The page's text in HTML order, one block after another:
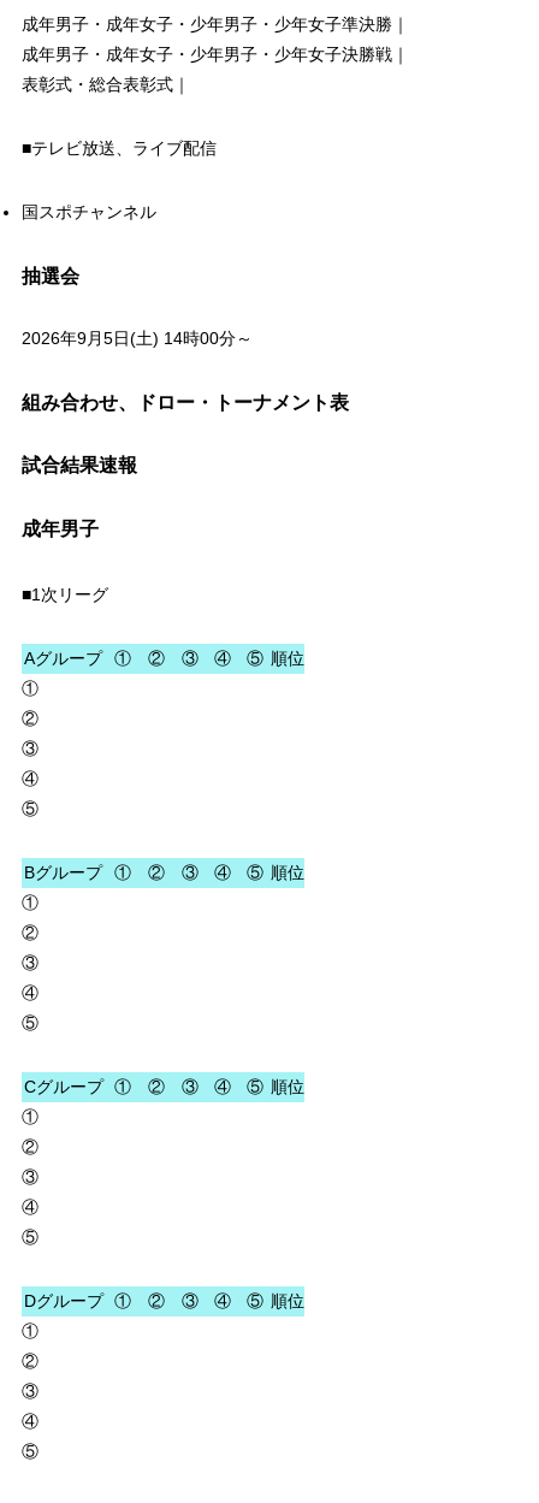
成年男子・成年女子・少年男子・少年女子準決勝｜
成年男子・成年女子・少年男子・少年女子決勝戦｜
表彰式・総合表彰式｜
■テレビ放送、ライブ配信
国スポチャンネル
抽選会
2026年9月5日(土) 14時00分～
組み合わせ、ドロー・トーナメント表
試合結果速報
成年男子
■1次リーグ
Aグループ ① ② ③ ④ ⑤ 順位
①
②
③
④
⑤
Bグループ ① ② ③ ④ ⑤ 順位
①
②
③
④
⑤
Cグループ ① ② ③ ④ ⑤ 順位
①
②
③
④
⑤
Dグループ ① ② ③ ④ ⑤ 順位
①
②
③
④
⑤